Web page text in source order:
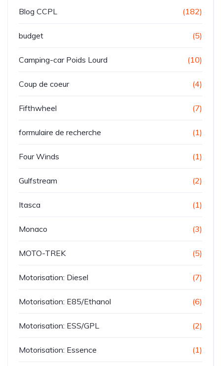
Blog CCPL (182)
budget (5)
Camping-car Poids Lourd (10)
Coup de coeur (4)
Fifthwheel (7)
formulaire de recherche (1)
Four Winds (1)
Gulfstream (2)
Itasca (1)
Monaco (3)
MOTO-TREK (5)
Motorisation: Diesel (7)
Motorisation: E85/Ethanol (6)
Motorisation: ESS/GPL (2)
Motorisation: Essence (1)